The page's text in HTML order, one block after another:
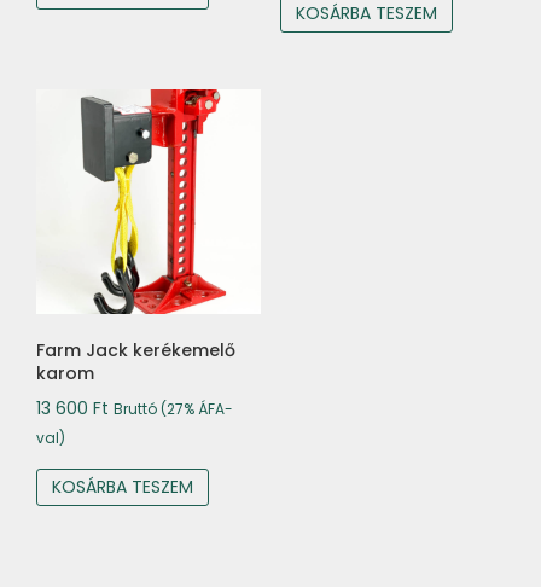
KOSÁRBA TESZEM
Farm Jack kerékemelő
karom
13 600 Ft Bruttó (27% ÁFA-
val)
KOSÁRBA TESZEM